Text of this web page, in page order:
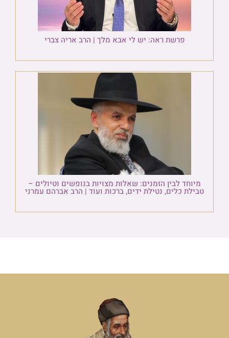
פרשת ראה: יש לי אבא מלך | הרב אריה צברי
מיוחד לבין הזמנים: שאלות מצויות בנופשים וטיולים –
טבילת כלים, נטילת ידים, ברכות ועוד | הרב אברהם עמרני